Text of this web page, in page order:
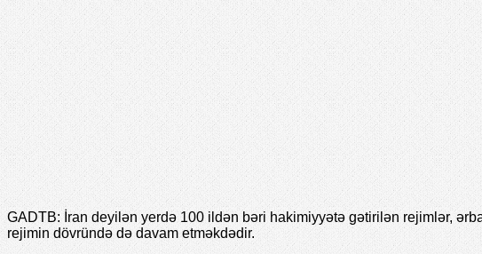
GADTB: İran deyilən yerdə 100 ildən bəri hakimiyyətə gətirilən rejimlər,
rejimin dövründə də davam etməkdədir.